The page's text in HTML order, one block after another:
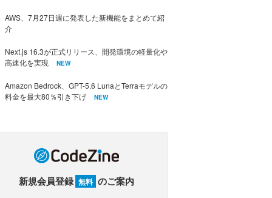
AWS、7月27日週に発表した新機能をまとめて紹
介
Next.js 16.3が正式リリース、開発環境の軽量化や
高速化を実現
NEW
Amazon Bedrock、GPT-5.6 LunaとTerraモデルの
料金を最大80％引き下げ
NEW
新規会員登録 無料 のご案内